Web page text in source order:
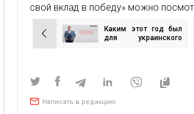
свой вклад в победу» можно
Навигация
по
Каким этот год был
для украинского
Написать в редакцию